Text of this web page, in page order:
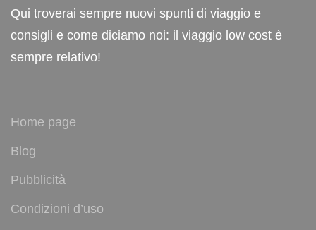
Qui troverai sempre nuovi spunti di viaggio e
consigli e come diciamo noi: il viaggio low cost è
sempre relativo!
Home page
Blog
Pubblicità
Condizioni d’uso